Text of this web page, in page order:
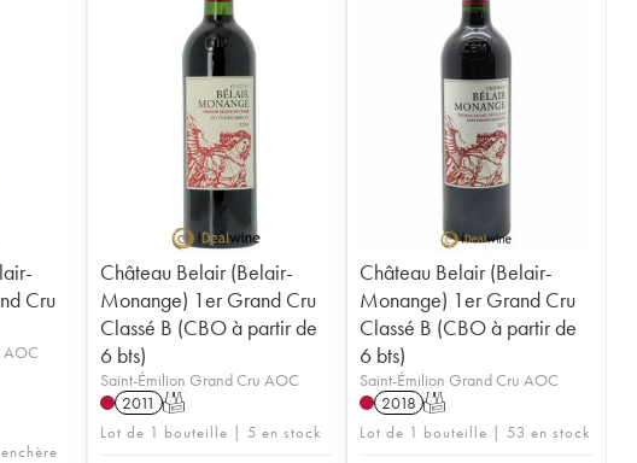
Cru
AOC
Château Belair (Belair-
Monange) 1er Grand Cru
Classé B (CBO à partir de
6 bts)
Saint-Émilion Grand Cru AOC
2011 T
Lot de 1 bouteille | 5 en stock
Château Belair (Belair-
Monange) 1er Grand Cru
Classé B (CBO à partir de
6 bts)
Saint-Émilion Grand Cru AOC
2018 T
Lot de 1 bouteille | 53 en stock